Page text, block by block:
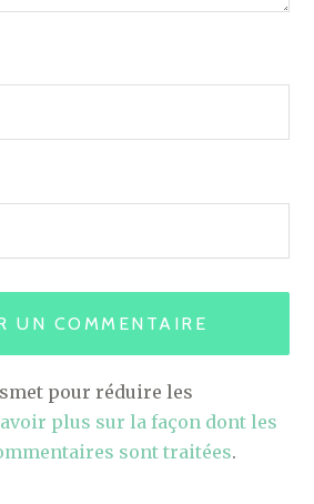
pour réduire les
plus sur la façon dont les
sont traitées.